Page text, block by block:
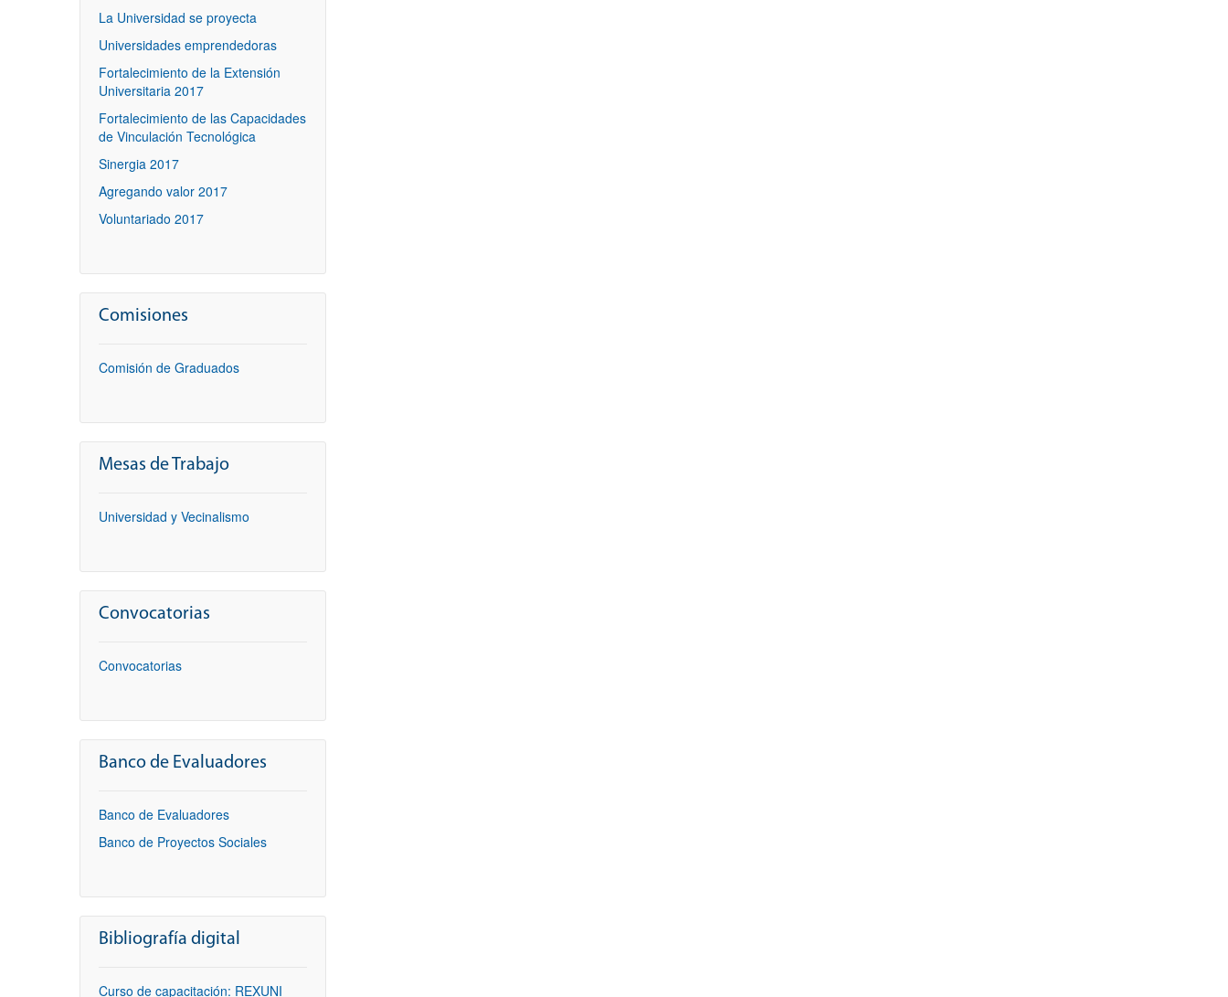
La Universidad se proyecta
Universidades emprendedoras
Fortalecimiento de la Extensión
Universitaria 2017
Fortalecimiento de las Capacidades
de Vinculación Tecnológica
Sinergia 2017
Agregando valor 2017
Voluntariado 2017
Comisiones
Comisión de Graduados
Mesas de Trabajo
Universidad y Vecinalismo
Convocatorias
Convocatorias
Banco de Evaluadores
Banco de Evaluadores
Banco de Proyectos Sociales
Bibliografía digital
Curso de capacitación: REXUNI